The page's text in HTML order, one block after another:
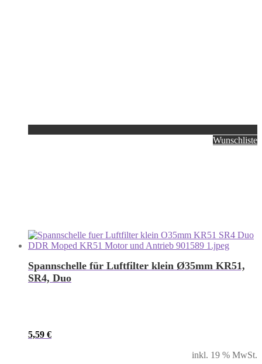
Wunschliste
Spannschelle für Luftfilter klein Ø35mm KR51,
SR4, Duo
5,59 €
inkl. 19 % MwSt.